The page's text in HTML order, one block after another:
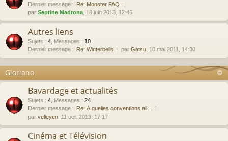
Dernier message : Re: Monster FAQ
par Septine Madrona , 18 juin 2013, 12:46
Autres liens
Sujets : 4 Messages : 10
Dernier message : Re: Winterbells par Gatsu , 10 mai 2011, 14:30
Gloriano
Bavardage et actualités
Sujets : 4 Messages : 24
Dernier message : Re: À quelles conventions all…
par velleyen , 11 oct. 2013, 17:17
Cinéma et Télévision